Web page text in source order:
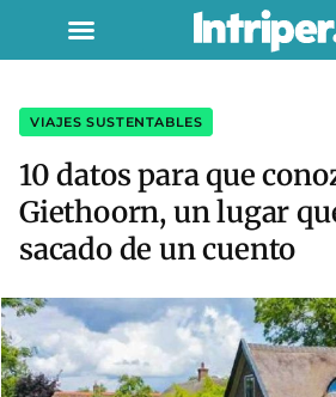
VIAJES SUSTENTABLES
10 datos para que
Giethoorn, un lugar
sacado de un cuento